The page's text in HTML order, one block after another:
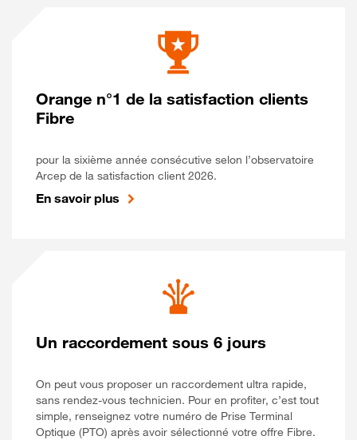
Orange n°1 de la satisfaction clients
Fibre
pour la sixième année consécutive selon l’observatoire
Arcep de la satisfaction client 2026.
En savoir plus
Un raccordement sous 6 jours
On peut vous proposer un raccordement ultra rapide,
sans rendez-vous technicien. Pour en profiter, c’est tout
simple, renseignez votre numéro de Prise Terminal
Optique (PTO) après avoir sélectionné votre offre Fibre.